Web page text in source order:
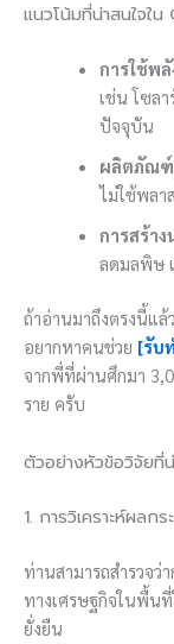
แนวโน้มที่น่าสนใจใ
การใช้พ
เช่น โซล
ปัจจุบัน
ผลิตภัณฑ์
ไม่ใช้พลา
การสร้า
ลดมลพิษ
ถ้าอ่านมาถึงตรงนี้แล้
อยากหาคนช่วย [รับ
จากพี่ที่ผ่านศึกมา
ราย ครับ
ตัวอย่างหัวข้อวิจัยที่
1. การวิเคราะห์ผล
ท่านสามารถสำรวจ
ทางเศรษฐกิจในพื้น
ยั่งยืน